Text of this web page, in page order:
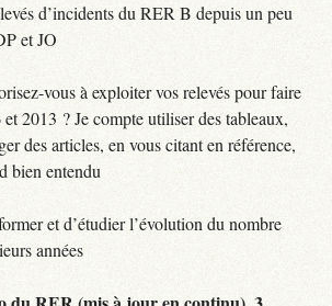
d’incidents du RER B depuis un peu
et JO
vous à exploiter vos relevés pour faire
et 2013 ? Je compte utiliser des tableaux,
des articles, en vous citant en référence,
bien entendu
et d’étudier l’évolution du nombre
années